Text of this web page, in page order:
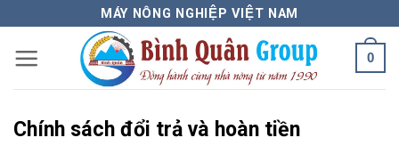
nội
dung
MÁY NÔNG NGHIỆP VIỆT NAM
0
Chính sách đổi trả và hoàn tiền